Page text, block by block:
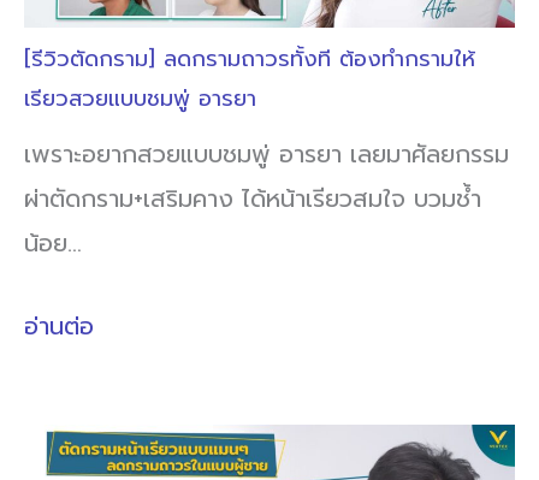
[รีวิวตัดกราม] ลดกรามถาวรทั้งที ต้องทำกรามให้
เรียวสวยแบบชมพู่ อารยา
เพราะอยากสวยแบบชมพู่ อารยา เลยมาศัลยกรรม
ผ่าตัดกราม+เสริมคาง ได้หน้าเรียวสมใจ บวมช้ำ
น้อย…
อ่านต่อ